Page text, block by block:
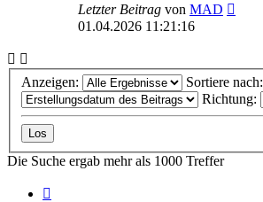
Letzter Beitrag von MAD
01.04.2026 11:21:16
Anzeigen:
Sortiere nach:
Richtung:
Die Suche ergab mehr als 1000 Treffer